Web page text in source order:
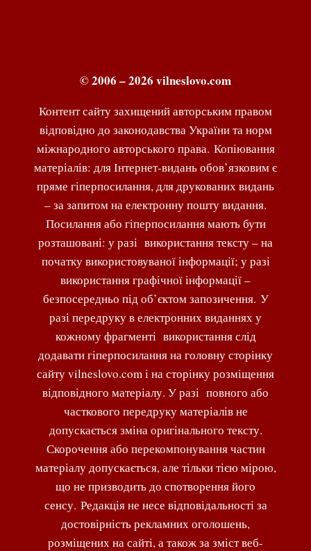
© 2006 – 2026 vilneslovo.com
Контент сайту захищений авторським правом
відповідно до законодавства України та норм
міжнародного авторського права. Копіювання
матеріалів: для Інтернет-видань обов’язковим є
пряме гіперпосилання, для друкованих видань
– за запитом на електронну пошту видання.
Посилання або гіперпосилання мають бути
розташовані: у разі використання тексту – на
початку використовуваної інформації; у разі
використання графічної інформації –
безпосередньо під об’єктом запозичення. У
разі передруку в електронних виданнях у
кожному фрагменті використання слід
додавати гіперпосилання на головну сторінку
сайту vilneslovo.com і на сторінку розміщення
відповідного матеріалу. У разі повного або
часткового передруку матеріалів не
допускається зміна оригінального тексту.
Скорочення або перекомпонування частин
матеріалу допускається, але тільки тією мірою,
що не призводить до спотворення його
сенсу. Редакція не несе відповідальності за
достовірність рекламних оголошень,
розміщених на сайті, а також за зміст веб-